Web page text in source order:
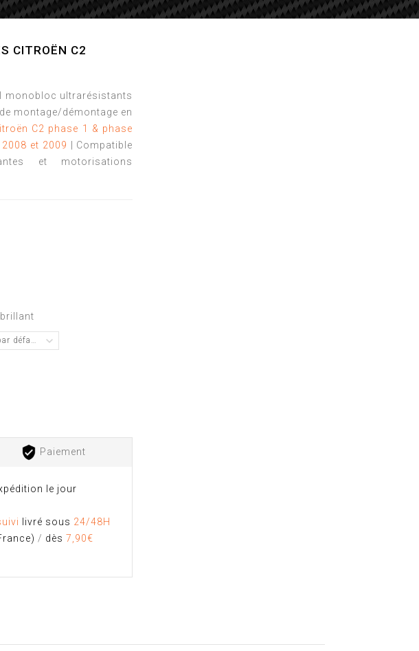
CITROËN C2
monobloc ultrarésistants
de montage/démontage en
C2 phase 1 & phase
et 2009
| Compatible
et motorisations
défaut)
Paiement
le jour
livré sous 24/48H
/ dès 7,90€